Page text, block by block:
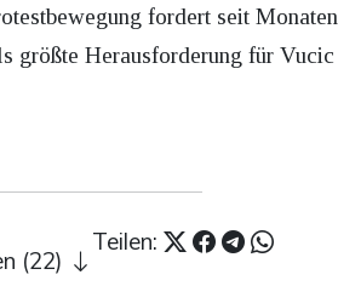
fordert seit Monaten
größte Herausforderung für Vucic
Teilen:
(22)